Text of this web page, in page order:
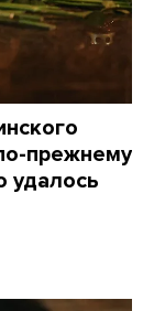
прежнему
удалось